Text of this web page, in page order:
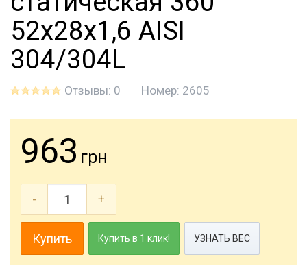
52х28х1,6 AISI
304/304L
Отзывы: 0 Номер: 2605
963 грн
- +
Купить Купить в 1 клик! УЗНАТЬ ВЕС